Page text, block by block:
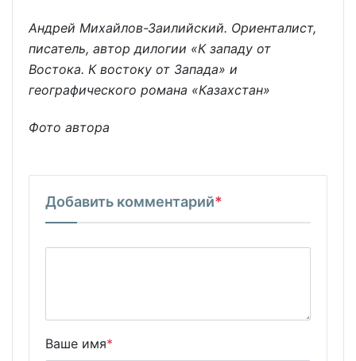
Андрей Михайлов-Заилийский. Ориенталист,
писатель, автор дилогии «К западу от
Востока. К востоку от Запада» и
географического романа «Казахстан»
Фото автора
Добавить комментарий*
Ваше имя*